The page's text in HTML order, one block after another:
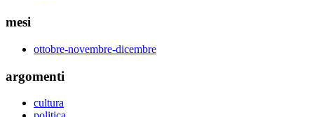
mesi
ottobre-novembre-dicembre
argomenti
cultura